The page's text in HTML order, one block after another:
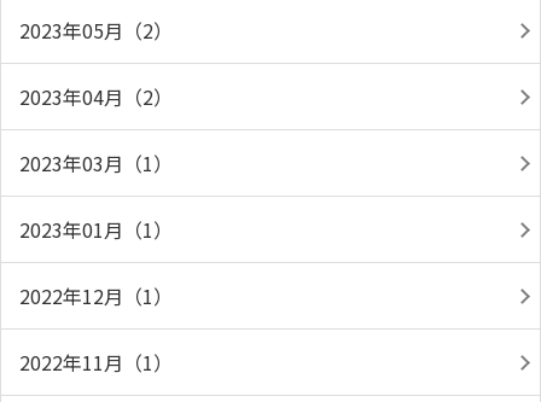
2023年05月（2）
2023年04月（2）
2023年03月（1）
2023年01月（1）
2022年12月（1）
2022年11月（1）